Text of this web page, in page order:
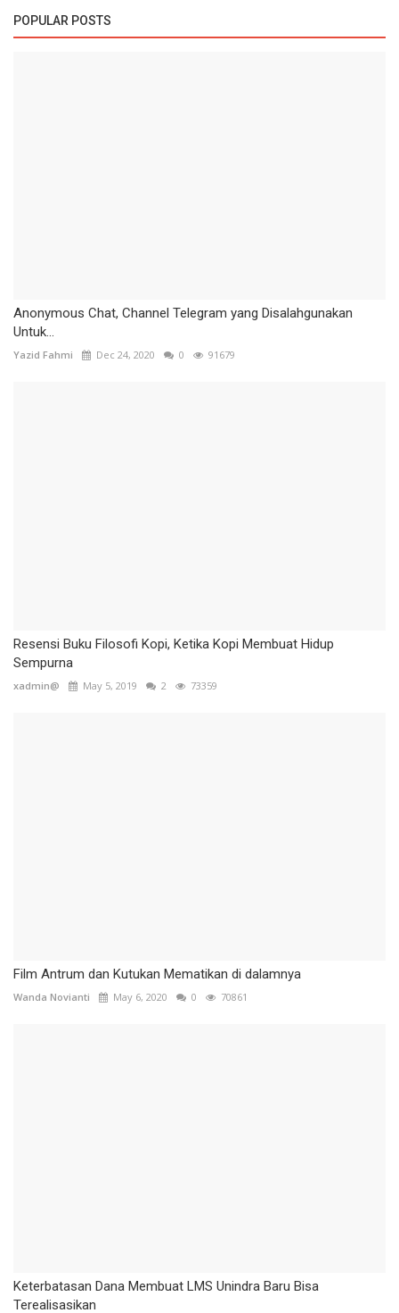
POPULAR POSTS
Anonymous Chat, Channel Telegram yang Disalahgunakan
Untuk...
Yazid Fahmi Dec 24, 2020 0 91679
Resensi Buku Filosofi Kopi, Ketika Kopi Membuat Hidup
Sempurna
xadmin@ May 5, 2019 2 73359
Film Antrum dan Kutukan Mematikan di dalamnya
Wanda Novianti May 6, 2020 0 70861
Keterbatasan Dana Membuat LMS Unindra Baru Bisa
Terealisasikan